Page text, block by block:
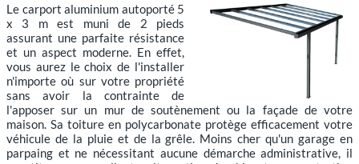
Le carport aluminium autoporté 5
x 3 m est muni de 2 pieds
assurant une parfaite résistance
et un aspect moderne. En effet,
vous aurez le choix de l'installer
n'importe où sur votre propriété
sans avoir la contrainte de
l'apposer sur un mur de soutènement ou la façade de votre
maison. Sa toiture en polycarbonate protège efficacement votre
véhicule de la pluie et de la grêle. Moins cher qu'un garage en
parpaing et ne nécessitant aucune démarche administrative, il